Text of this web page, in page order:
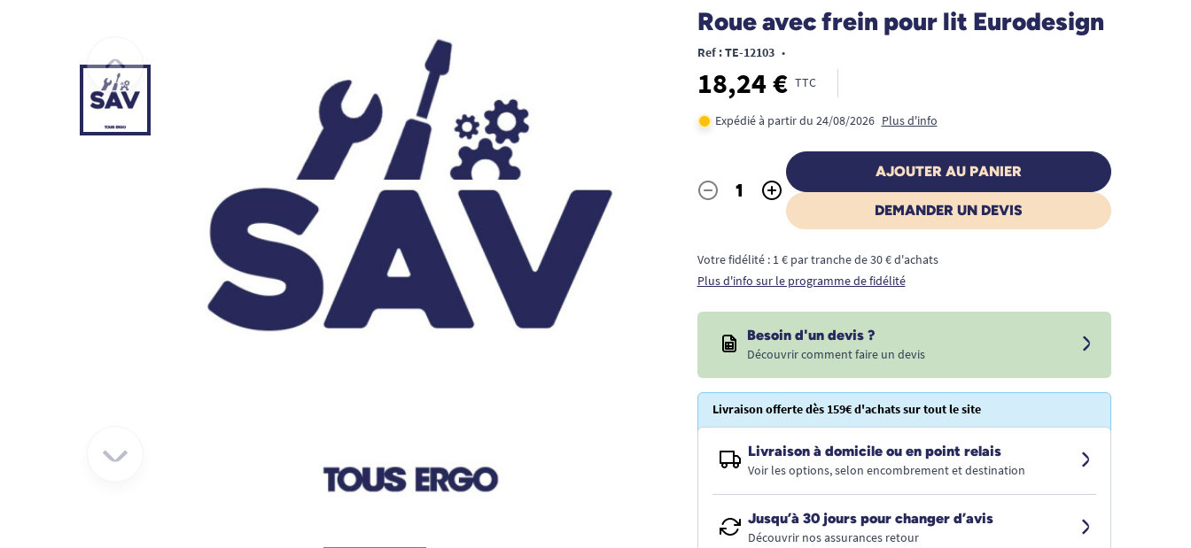
Roue avec frein pour lit Eurodesign
Ref : TE-12103 •
18,24 € TTC
Expédié à partir du 24/08/2026 Plus d'info
Quantité
- +
AJOUTER AU PANIER
DEMANDER UN DEVIS
Votre fidélité : 1 € par tranche de 30 € d'achats
Plus d'info sur le programme de fidélité
Besoin d'un devis ?
Découvrir comment faire un devis
Livraison offerte dès 159€ d'achats sur tout le site
Livraison à domicile ou en point relais
Voir les options, selon encombrement et destination
Jusqu’à 30 jours pour changer d’avis
Découvrir nos assurances retour